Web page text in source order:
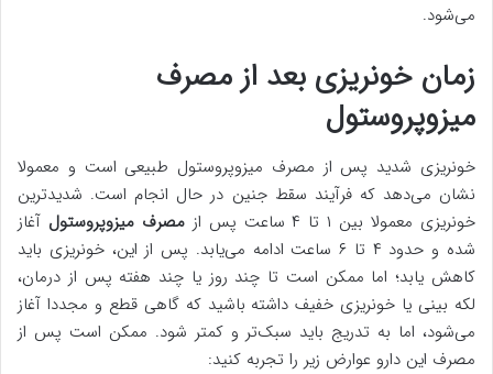
می‌شود.
زمان خونریزی بعد از مصرف
میزوپروستول
خونریزی شدید پس از مصرف میزوپروستول طبیعی است و معمولا
نشان می‌دهد که فرآیند سقط جنین در حال انجام است. شدیدترین
خونریزی معمولا بین ۱ تا ۴ ساعت پس از
مصرف میزوپروستول آغاز
شده و حدود ۴ تا ۶ ساعت ادامه می‌یابد. پس از این، خونریزی باید
کاهش یابد؛ اما ممکن است تا چند روز یا چند هفته پس از درمان،
لکه بینی یا خونریزی خفیف داشته باشید که گاهی قطع و مجددا آغاز
می‌شود، اما به تدریج باید سبک‌تر و کمتر شود. ممکن است پس از
مصرف این دارو عوارض زیر را تجربه کنید: